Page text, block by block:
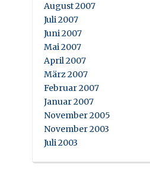
August 2007
Juli 2007
Juni 2007
Mai 2007
April 2007
März 2007
Februar 2007
Januar 2007
November 2005
November 2003
Juli 2003